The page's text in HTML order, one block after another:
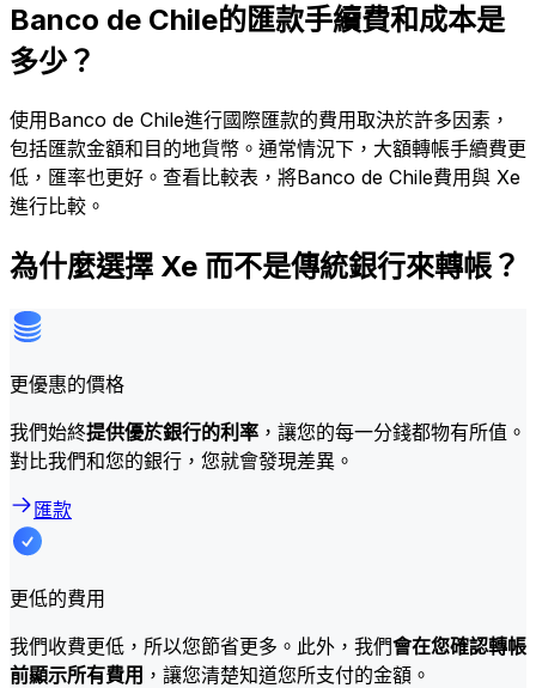
Banco de Chile的匯款手續費和成本是
多少？
使用Banco de Chile進行國際匯款的費用取決於許多因素，
包括匯款金額和目的地貨幣。通常情況下，大額轉帳手續費更
低，匯率也更好。查看比較表，將Banco de Chile費用與 Xe
進行比較。
為什麼選擇 Xe 而不是傳統銀行來轉帳？
更優惠的價格
我們始終提供優於銀行的利率 ，讓您的每一分錢都物有所值。
對比我們和您的銀行，您就會發現差異。
匯款
更低的費用
我們收費更低，所以您節省更多。此外，我們會在您確認轉帳
前顯示所有費用 ，讓您清楚知道您所支付的金額。